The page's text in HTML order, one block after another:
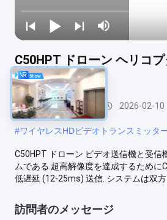
C50HPT ドローン ヘリコ
ステム
COFDM の送信機 2026-02-10
#ワイヤレスHDビデオトランスミッタ
C50HPT ドローン ビデオ送信機と受信
ムである.超高解像度を達成するために
低遅延 (12-25ms) 送信. システムは双方
訪問者のメッセージ